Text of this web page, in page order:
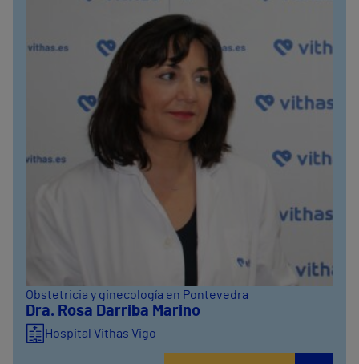
Obstetricia y ginecología en Pontevedra
Dra. Rosa Darriba Marino
Hospital Vithas Vigo